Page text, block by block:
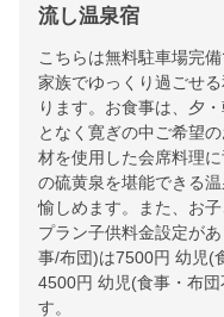
流し温泉宿
こちらは無料駐車場完
家族でゆっくり過ごせ
ります。お食事は、夕
となく寛ぎの中ご希望
材を使用した会席料理
の硫黄泉を堪能できる
愉しめます。また、お
プラン子供料金設定が
事/布団)は7500円 幼児(
4500円 幼児(食事・布
す。